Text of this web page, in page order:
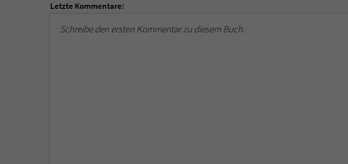
Letzte Kommentare:
Schreibe den ersten Kommentar zu diesem Buch.